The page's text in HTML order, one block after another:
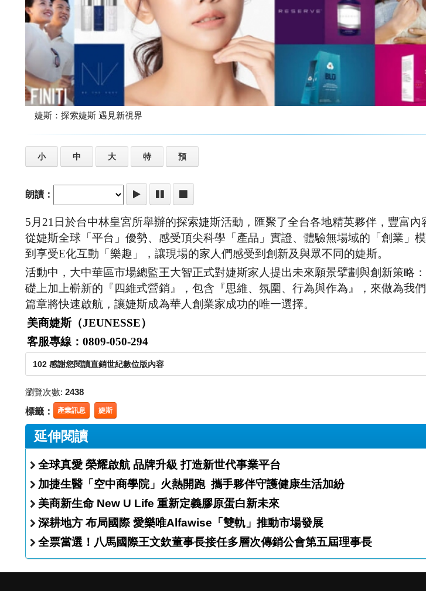
婕斯：探索婕斯 遇見新視界
小 中 大 特 預
朗讀：
5月21日於台中林皇宮所舉辦的探索婕斯活動，匯聚了全台各地精英夥伴，豐富內
從婕斯全球「平台」優勢、感受頂尖科學「產品」實證、體驗無場域的「創業」
到享受E化互動「樂趣」，讓現場的家人們感受到創新及與眾不同的婕斯。
活動中，大中華區市場總監王大智正式對婕斯家人提出未來願景擘劃與創新策略
礎上加上嶄新的『四維式營銷』，包含『思維、氛圍、行為與作為』，來做為我
篇章將快速啟航，讓婕斯成為華人創業家成功的唯一選擇。
美商婕斯（JEUNESSE）
客服專線：0809-050-294
102 感謝您閱讀直銷世紀數位版內容
瀏覽次數: 2438
標籤： 產業訊息 婕斯
延伸閱讀
全球真愛 榮耀啟航 品牌升級 打造新世代事業平台
加捷生醫「空中商學院」火熱開跑 攜手夥伴守護健康生活加紛
美商新生命 New U Life 重新定義膠原蛋白新未來
深耕地方 布局國際 愛樂唯Alfawise「雙軌」推動市場發展
全票當選！八馬國際王文欽董事長接任多層次傳銷公會第五屆理事長